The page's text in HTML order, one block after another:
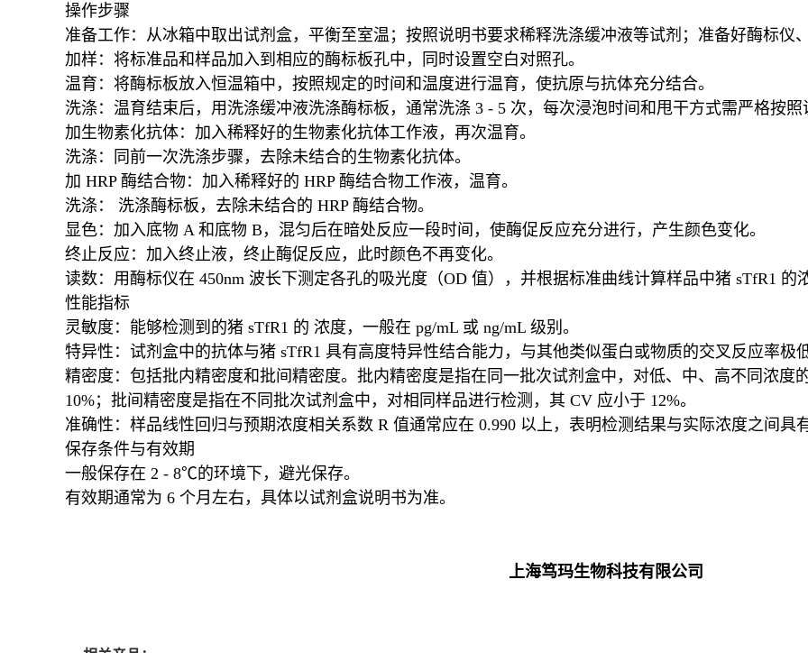
操作步骤
准备工作：从冰箱中取出试剂盒，平衡至室温；按照说明书要求稀释洗涤缓冲液等试剂；准备好酶标仪
加样：将标准品和样品加入到相应的酶标板孔中，同时设置空白对照孔。
温育：将酶标板放入恒温箱中，按照规定的时间和温度进行温育，使抗原与抗体充分结合。
洗涤：温育结束后，用洗涤缓冲液洗涤酶标板，通常洗涤 3 - 5 次，每次浸泡时间和甩干方式需严格按
加生物素化抗体：加入稀释好的生物素化抗体工作液，再次温育。
洗涤：同前一次洗涤步骤，去除未结合的生物素化抗体。
加 HRP 酶结合物：加入稀释好的 HRP 酶结合物工作液，温育。
洗涤： 洗涤酶标板，去除未结合的 HRP 酶结合物。
显色：加入底物 A 和底物 B，混匀后在暗处反应一段时间，使酶促反应充分进行，产生颜色变化。
终止反应：加入终止液，终止酶促反应，此时颜色不再变化。
读数：用酶标仪在 450nm 波长下测定各孔的吸光度（OD 值），并根据标准曲线计算样品中猪 sTfR1 的
性能指标
灵敏度：能够检测到的猪 sTfR1 的 浓度，一般在 pg/mL 或 ng/mL 级别。
特异性：试剂盒中的抗体与猪 sTfR1 具有高度特异性结合能力，与其他类似蛋白或物质的交叉反应率极
精密度：包括批内精密度和批间精密度。批内精密度是指在同一批次试剂盒中，对低、中、高不同浓度
10%；批间精密度是指在不同批次试剂盒中，对相同样品进行检测，其 CV 应小于 12%。
准确性：样品线性回归与预期浓度相关系数 R 值通常应在 0.990 以上，表明检测结果与实际浓度之间具
保存条件与有效期
一般保存在 2 - 8℃的环境下，避光保存。
有效期通常为 6 个月左右，具体以试剂盒说明书为准。
上海笃玛生物科技有限公司